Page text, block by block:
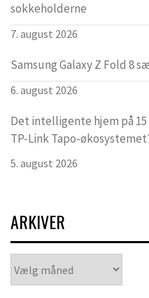
sokkeholderne
7. august 2026
Samsung Galaxy Z Fold 8
6. august 2026
Det intelligente hjem på
TP-Link Tapo-
5. august 2026
ARKIVER